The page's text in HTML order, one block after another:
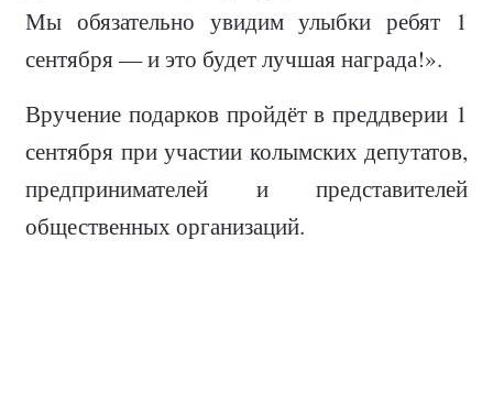
Мы обязательно увидим улыбки ребят 1
сентября — и это будет лучшая награда!».
Вручение подарков пройдёт в преддверии 1
сентября при участии колымских депутатов,
предпринимателей и представителей
общественных организаций.